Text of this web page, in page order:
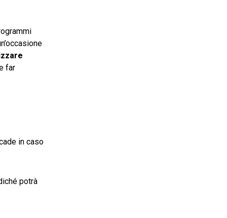
far
in caso
potrà